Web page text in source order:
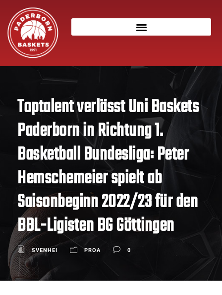
Toptalent verlässt Uni Baskets
Paderborn in Richtung 1.
Basketball Bundesliga: Peter
Hemschemeier spielt ab
Saisonbeginn 2022/23 für den
BBL-Ligisten BG Göttingen
SVENHEI PROA 0